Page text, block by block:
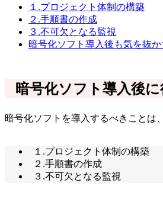
１.プロジェクト体制の構築
２.手順書の作成
３.不可欠となる監視
暗号化ソフト導入後も気を抜
暗号化ソフト導入後
暗号化ソフトを導入するべきことは
１.プロジェクト体制の構築
２.手順書の作成
３.不可欠となる監視